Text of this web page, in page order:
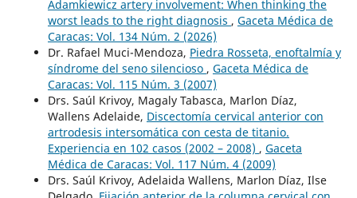
Adamkiewicz artery involvement: When thinking the
worst leads to the right diagnosis , Gaceta Médica de
Caracas: Vol. 134 Núm. 2 (2026)
Dr. Rafael Muci-Mendoza, Piedra Rosseta, enoftalmía y
síndrome del seno silencioso , Gaceta Médica de
Caracas: Vol. 115 Núm. 3 (2007)
Drs. Saúl Krivoy, Magaly Tabasca, Marlon Díaz,
Wallens Adelaide, Discectomía cervical anterior con
artrodesis intersomática con cesta de titanio.
Experiencia en 102 casos (2002 – 2008) , Gaceta
Médica de Caracas: Vol. 117 Núm. 4 (2009)
Drs. Saúl Krivoy, Adelaida Wallens, Marlon Díaz, Ilse